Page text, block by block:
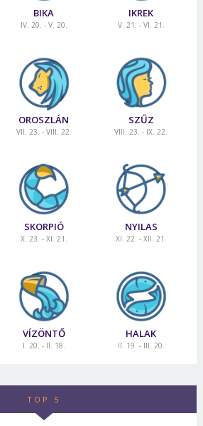
BIKA
IV. 20. - V. 20.
IKREK
V. 21. - VI. 21.
OROSZLÁN
VII. 23. - VIII. 22.
SZŰZ
VIII. 23. - IX. 22.
SKORPIÓ
X. 23. - XI. 21.
NYILAS
XI. 22. - XII. 21.
VÍZÖNTŐ
I. 20. - II. 18.
HALAK
II. 19. - III. 20.
TOP 5